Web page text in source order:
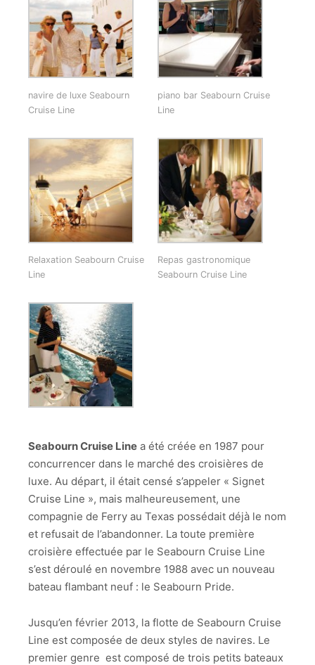
navire de luxe Seabourn
Cruise Line
piano bar Seabourn Cruise
Line
Relaxation Seabourn Cruise
Line
Repas gastronomique
Seabourn Cruise Line
Seabourn Cruise Line a été créée en 1987 pour
concurrencer dans le marché des croisières de
luxe. Au départ, il était censé s’appeler « Signet
Cruise Line », mais malheureusement, une
compagnie de Ferry au Texas possédait déjà le nom
et refusait de l’abandonner. La toute première
croisière effectuée par le Seabourn Cruise Line
s’est déroulé en novembre 1988 avec un nouveau
bateau flambant neuf : le Seabourn Pride.
Jusqu’en février 2013, la flotte de Seabourn Cruise
Line est composée de deux styles de navires. Le
premier genre est composé de trois petits bateaux